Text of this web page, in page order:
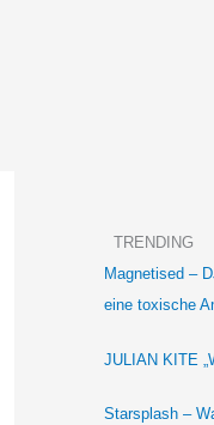
TRENDING
Magnetised –
eine toxische
JULIAN KITE
Starsplash –